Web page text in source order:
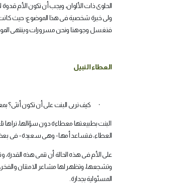
الحلوى ذات الألوان، ويجب أن تكون الأم
ولى خبرة شخصية فى هذا الموضوع؛ حيث كانت
فنغسل وجوهنا ونحن مسرورات وينتهى
العطاء النبيل
· كيف نربى البنت على أن تكون أنثى؟
البنت بطبيعتها معطاءة دون سؤالها، نراها
العطاء، فتساعد أمها - وهى سعيدة - فى بعض
على الأم فى هذه الحالة أن تنمى هذه
وتشجعها، وتظهر لها مشاعر الامتنان
المسئولية بجدارة.